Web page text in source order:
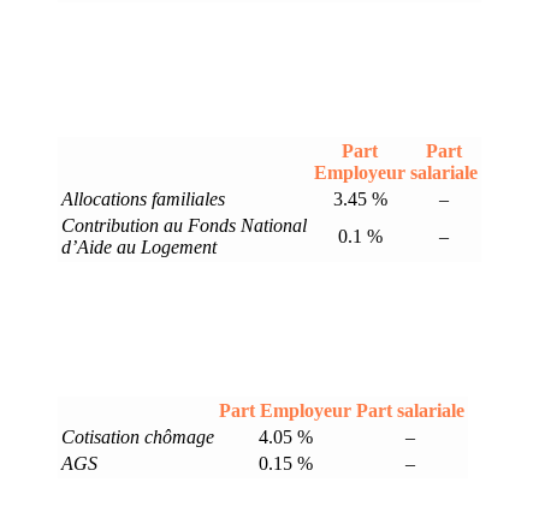
Part
Employeur
Part
salariale
Allocations familiales
3.45 %
–
Contribution au Fonds National
d’Aide au Logement
0.1 % –
Part Employeur Part salariale
Cotisation chômage
4.05 %
–
AGS
0.15 % –